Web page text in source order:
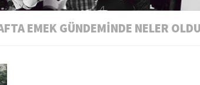
EMEK GÜNDEMINDE NELER